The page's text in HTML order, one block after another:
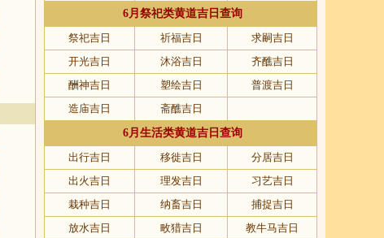
6月祭祀类黄道吉日查询
祭祀吉日
祈福吉日
求嗣吉日
开光吉日
沐浴吉日
齐醮吉日
酬神吉日
塑绘吉日
普渡吉日
造庙吉日
斋醮吉日
6月生活类黄道吉日查询
出行吉日
移徙吉日
分居吉日
出火吉日
理发吉日
习艺吉日
栽种吉日
纳畜吉日
捕捉吉日
放水吉日
畋猎吉日
教牛马吉日